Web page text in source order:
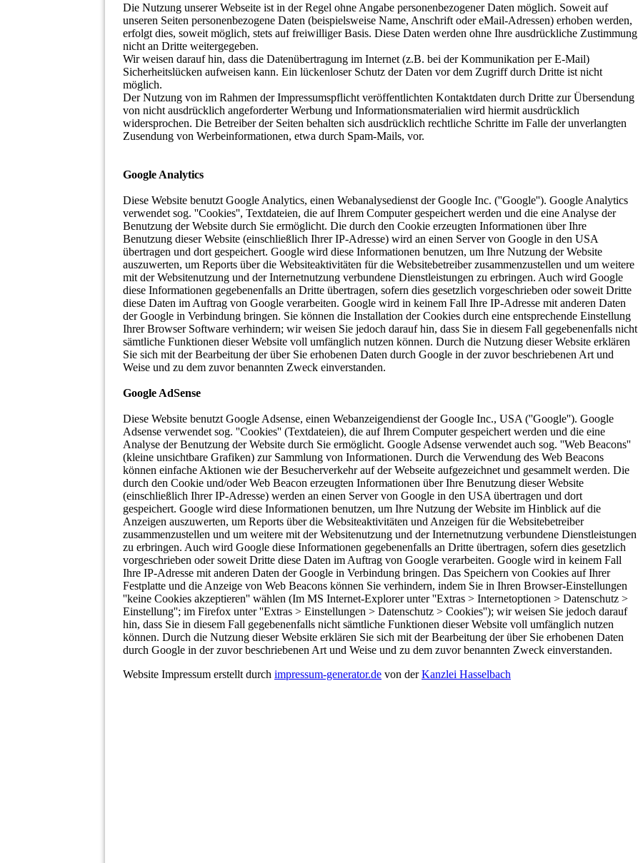
Die Nutzung unserer Webseite ist in der Regel ohne Angabe personenbezogener Daten möglich. Soweit auf
unseren Seiten personenbezogene Daten (beispielsweise Name, Anschrift oder eMail-Adressen) erhoben werden,
erfolgt dies, soweit möglich, stets auf freiwilliger Basis. Diese Daten werden ohne Ihre ausdrückliche Zustimmung
nicht an Dritte weitergegeben.
Wir weisen darauf hin, dass die Datenübertragung im Internet (z.B. bei der Kommunikation per E-Mail)
Sicherheitslücken aufweisen kann. Ein lückenloser Schutz der Daten vor dem Zugriff durch Dritte ist nicht
möglich.
Der Nutzung von im Rahmen der Impressumspflicht veröffentlichten Kontaktdaten durch Dritte zur Übersendung
von nicht ausdrücklich angeforderter Werbung und Informationsmaterialien wird hiermit ausdrücklich
widersprochen. Die Betreiber der Seiten behalten sich ausdrücklich rechtliche Schritte im Falle der unverlangten
Zusendung von Werbeinformationen, etwa durch Spam-Mails, vor.
Google Analytics
Diese Website benutzt Google Analytics, einen Webanalysedienst der Google Inc. (''Google''). Google Analytics
verwendet sog. ''Cookies'', Textdateien, die auf Ihrem Computer gespeichert werden und die eine Analyse der
Benutzung der Website durch Sie ermöglicht. Die durch den Cookie erzeugten Informationen über Ihre
Benutzung dieser Website (einschließlich Ihrer IP-Adresse) wird an einen Server von Google in den USA
übertragen und dort gespeichert. Google wird diese Informationen benutzen, um Ihre Nutzung der Website
auszuwerten, um Reports über die Websiteaktivitäten für die Websitebetreiber zusammenzustellen und um weitere
mit der Websitenutzung und der Internetnutzung verbundene Dienstleistungen zu erbringen. Auch wird Google
diese Informationen gegebenenfalls an Dritte übertragen, sofern dies gesetzlich vorgeschrieben oder soweit Dritte
diese Daten im Auftrag von Google verarbeiten. Google wird in keinem Fall Ihre IP-Adresse mit anderen Daten
der Google in Verbindung bringen. Sie können die Installation der Cookies durch eine entsprechende Einstellung
Ihrer Browser Software verhindern; wir weisen Sie jedoch darauf hin, dass Sie in diesem Fall gegebenenfalls nicht
sämtliche Funktionen dieser Website voll umfänglich nutzen können. Durch die Nutzung dieser Website erklären
Sie sich mit der Bearbeitung der über Sie erhobenen Daten durch Google in der zuvor beschriebenen Art und
Weise und zu dem zuvor benannten Zweck einverstanden.
Google AdSense
Diese Website benutzt Google Adsense, einen Webanzeigendienst der Google Inc., USA (''Google''). Google
Adsense verwendet sog. ''Cookies'' (Textdateien), die auf Ihrem Computer gespeichert werden und die eine
Analyse der Benutzung der Website durch Sie ermöglicht. Google Adsense verwendet auch sog. ''Web Beacons''
(kleine unsichtbare Grafiken) zur Sammlung von Informationen. Durch die Verwendung des Web Beacons
können einfache Aktionen wie der Besucherverkehr auf der Webseite aufgezeichnet und gesammelt werden. Die
durch den Cookie und/oder Web Beacon erzeugten Informationen über Ihre Benutzung dieser Website
(einschließlich Ihrer IP-Adresse) werden an einen Server von Google in den USA übertragen und dort
gespeichert. Google wird diese Informationen benutzen, um Ihre Nutzung der Website im Hinblick auf die
Anzeigen auszuwerten, um Reports über die Websiteaktivitäten und Anzeigen für die Websitebetreiber
zusammenzustellen und um weitere mit der Websitenutzung und der Internetnutzung verbundene Dienstleistungen
zu erbringen. Auch wird Google diese Informationen gegebenenfalls an Dritte übertragen, sofern dies gesetzlich
vorgeschrieben oder soweit Dritte diese Daten im Auftrag von Google verarbeiten. Google wird in keinem Fall
Ihre IP-Adresse mit anderen Daten der Google in Verbindung bringen. Das Speichern von Cookies auf Ihrer
Festplatte und die Anzeige von Web Beacons können Sie verhindern, indem Sie in Ihren Browser-Einstellungen
''keine Cookies akzeptieren'' wählen (Im MS Internet-Explorer unter ''Extras > Internetoptionen > Datenschutz >
Einstellung''; im Firefox unter ''Extras > Einstellungen > Datenschutz > Cookies''); wir weisen Sie jedoch darauf
hin, dass Sie in diesem Fall gegebenenfalls nicht sämtliche Funktionen dieser Website voll umfänglich nutzen
können. Durch die Nutzung dieser Website erklären Sie sich mit der Bearbeitung der über Sie erhobenen Daten
durch Google in der zuvor beschriebenen Art und Weise und zu dem zuvor benannten Zweck einverstanden.
Website Impressum erstellt durch impressum-generator.de von derKanzlei Hasselbach